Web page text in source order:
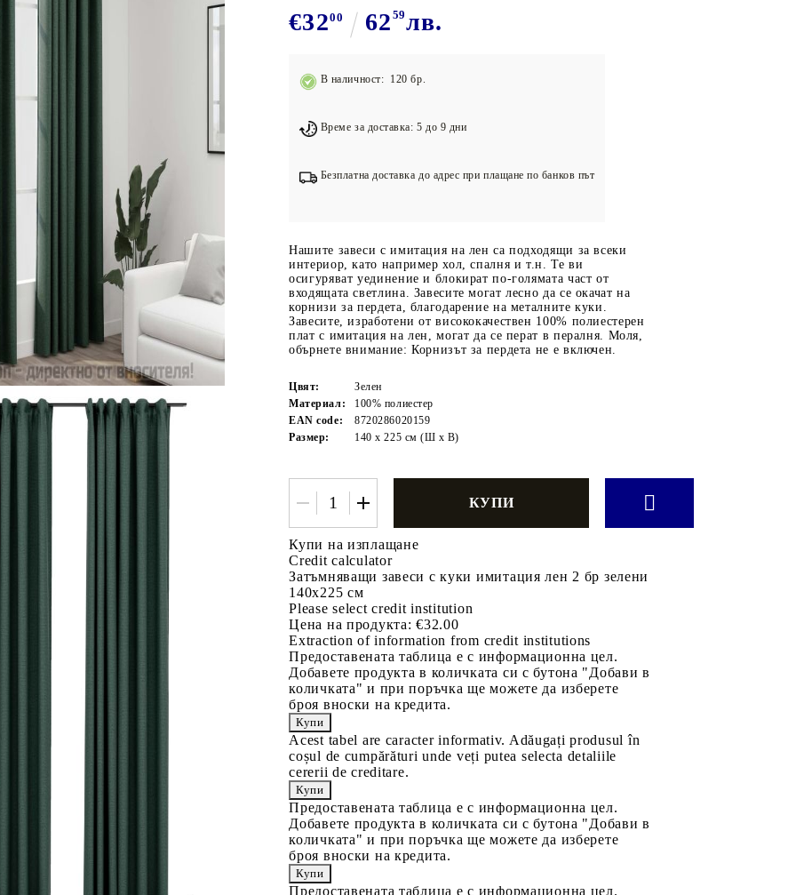
Подложки за фитнес уреди
Лостове за набиране
Волейбол
€3200 62 59лв.
В наличност: 120 бр.
Време за доставка: 5 до 9 дни
Безплатна доставка до адрес при плащане по банков път
Нашите завеси с имитация на лен са подходящи за всеки
интериор, като например хол, спалня и т.н. Те ви
осигуряват уединение и блокират по-голямата част от
входящата светлина. Завесите могат лесно да се окачат на
корнизи за пердета, благодарение на металните куки.
Завесите, изработени от висококачествен 100% полиестерен
плат с имитация на лен, могат да се перат в пералня. Моля,
обърнете внимание: Корнизът за пердета не е включен.
Цвят:
Зелен
Материал:
100% полиестер
EAN code:
8720286020159
Размер:
140 х 225 cм (Ш х В)
Купи на изплащане
Credit calculator
Затъмняващи завеси с куки имитация лен 2 бр зелени
140x225 см
Please select credit institution
Цена на продукта: €32.00
Extraction of information from credit institutions
Предоставената таблица е с информационна цел.
Добавете продукта в количката си с бутона "Добави в
количката" и при поръчка ще можете да изберете
броя вноски на кредита.
Acest tabel are caracter informativ. Adăugați produsul în
coșul de cumpărături unde veți putea selecta detaliile
cererii de creditare.
Предоставената таблица е с информационна цел.
Добавете продукта в количката си с бутона "Добави в
количката" и при поръчка ще можете да изберете
броя вноски на кредита.
Предоставената таблица е с информационна цел.